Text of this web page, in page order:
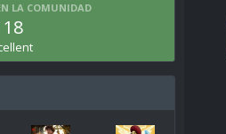
LA COMUNIDAD